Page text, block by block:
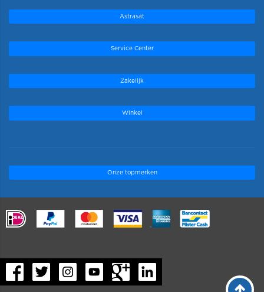
Astrasat
Service Center
Zakelijk
Winkel
Onze topmerken
.